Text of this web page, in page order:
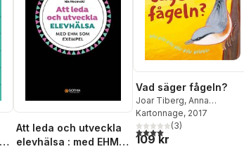
Att leda och utveckla
elevhälsa : med EHM
Vad säger fågeln?
Joar Tiberg, Anna
Bengtsson
Kartonnage, 2017
4,0utav 5 stjärnor. Totalt
(3)
109 kr